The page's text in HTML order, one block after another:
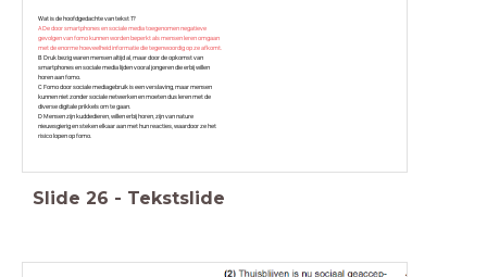
Wat is de hoofdgedachte van tekst 1?
A De door smartphones en sociale media toegenomen negatieve
gevolgen van fomo kunnen worden beperkt als mensen leren omgaan
met de enorme hoeveelheid informatie die tegenwoordig op ze afkomt.
B Druk bezig waren mensen altijd al, maar door de opkomst van
smartphones en sociale media lijden vooral jongeren die erbij willen
horen aan fomo.
C Fomo door sociale mediagebruik is een verslaving, maar mensen
kunnen niet zonder sociale netwerken en moeten dus leren met de
diverse digitale prikkels om te gaan.
D Mensen zijn kuddedieren, willen erbij horen, zijn van nature
nieuwsgierig en steken elkaar aan met hun reacties, waardoor ze het
risico lopen op fomo.
Slide 26 - Tekstslide